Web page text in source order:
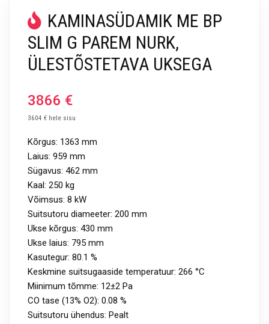
KAMINASÜDAMIK ME BP
SLIM G PAREM NURK,
ÜLESTÕSTETAVA UKSEGA
3866 €
3604 € hele sisu
Kõrgus: 1363 mm
Laius: 959 mm
Sügavus: 462 mm
Kaal: 250 kg
Võimsus: 8 kW
Suitsutoru diameeter: 200 mm
Ukse kõrgus: 430 mm
Ukse laius: 795 mm
Kasutegur: 80.1 %
Keskmine suitsugaaside temperatuur: 266 °C
Miinimum tõmme: 12±2 Pa
CO tase (13% O2): 0.08 %
Suitsutoru ühendus: Pealt